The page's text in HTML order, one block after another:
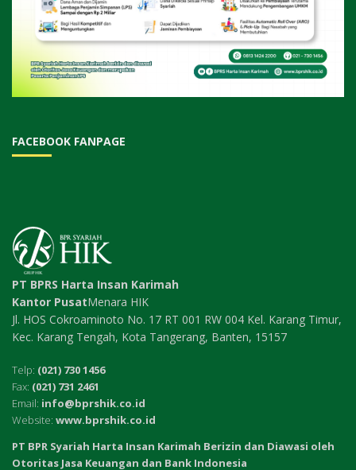
FACEBOOK FANPAGE
PT BPRS Harta Insan Karimah
Kantor PusatMenara HIK
Jl. HOS Cokroaminoto No. 17 RT 001 RW 004 Kel. Karang Timur,
Kec. Karang Tengah, Kota Tangerang, Banten, 15157
Telp: (021) 730 1456
Fax: (021) 731 2461
Email: info@bprshik.co.id
Website: www.bprshik.co.id
PT BPR Syariah Harta Insan Karimah Berizin dan Diawasi oleh
Otoritas Jasa Keuangan dan Bank Indonesia